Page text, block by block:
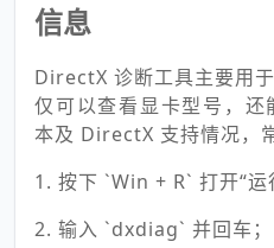
信息
DirectX 诊断工具主要用
仅可以查看显卡型号，
本及 DirectX 支持情况，
1. 按下 `Win + R` 打开“运
2. 输入 `dxdiag` 并回车；